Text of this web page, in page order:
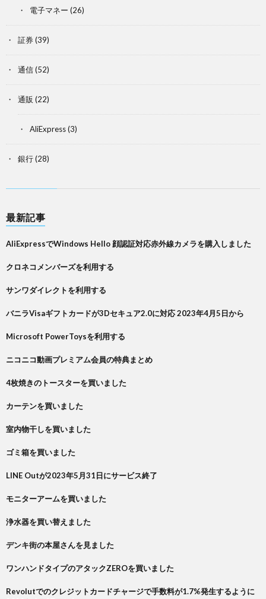
電子マネー (26)
証券(39)
通信(52)
通販 (22)
AliExpress(3)
銀行(28)
最新記事
AliExpressでWindows Hello 顔認証対応赤外線カメラを購入しました
クロネコメンバーズを利用する
サンワダイレクトを利用する
バニラVisaギフトカードが3Dセキュア2.0に対応 2023年4月5日から
Microsoft PowerToysを利用する
ニコニコ動画プレミアム会員の特典まとめ
4枚焼きのトースターを買いました
カーテンを買いました
室内物干しを買いました
ゴミ箱を買いました
LINE Outが2023年5月31日にサービス終了
モニターアームを買いました
浄水器を買い替えました
デンキ街の本屋さんを見ました
ワンハンドタイプのアタックZEROを買いました
Revolutでのクレジットカードチャージで手数料が1.7%発生するように